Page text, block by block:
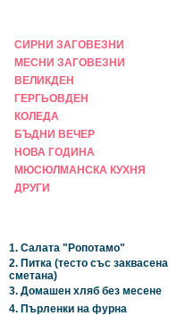
СИРНИ ЗАГОВЕЗНИ
МЕСНИ ЗАГОВЕЗНИ
ВЕЛИКДЕН
ГЕРГЬОВДЕН
КОЛЕДА
БЪДНИ ВЕЧЕР
НОВА ГОДИНА
МЮСЮЛМАНСКА КУХНЯ
ДРУГИ
1. Салата "Ропотамо"
2. Питка (тесто със заквасена
сметана)
3. Домашен хляб без месене
4. Пърленки на фурна